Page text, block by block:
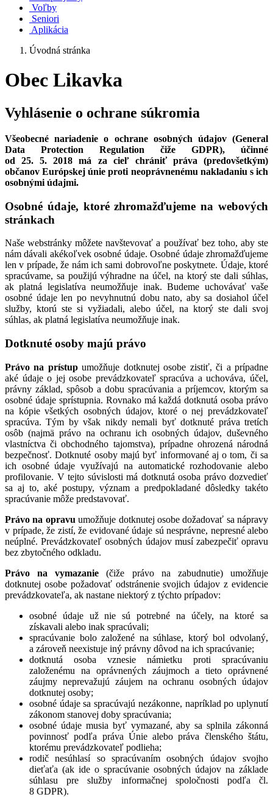
Voľby
Seniori
Aplikácia
Úvodná stránka
Obec Likavka
Vyhlásenie o ochrane súkromia
Všeobecné nariadenie o ochrane osobných údajov (General
Data Protection Regulation čiže GDPR), účinné
od 25. 5. 2018 má za cieľ chrániť práva (predovšetkým)
občanov Európskej únie proti neoprávnenému nakladaniu s ich
osobnými údajmi.
Osobné údaje, ktoré zhromažďujeme na webových
stránkach
Naše webstránky môžete navštevovať a používať bez toho, aby ste
nám dávali akékoľvek osobné údaje. Osobné údaje zhromažďujeme
len v prípade, že nám ich sami dobrovoľne poskytnete. Údaje, ktoré
spracúvame, sa použijú výhradne na účel, na ktorý ste dali súhlas,
ak platná legislatíva neumožňuje inak. Budeme uchovávať vaše
osobné údaje len po nevyhnutnú dobu nato, aby sa dosiahol účel
služby, ktorú ste si vyžiadali, alebo účel, na ktorý ste dali svoj
súhlas, ak platná legislatíva neumožňuje inak.
Dotknuté osoby majú právo
Právo na prístupumožňuje dotknutej osobe zistiť, či a prípadne
aké údaje o jej osobe prevádzkovateľ spracúva a uchováva, účel,
právny základ, spôsob a dobu spracúvania a príjemcov, ktorým sa
osobné údaje sprístupnia. Rovnako má každá dotknutá osoba právo
na kópie všetkých osobných údajov, ktoré o nej prevádzkovateľ
spracúva. Tým by však nikdy nemali byť dotknuté práva tretích
osôb (najmä právo na ochranu ich osobných údajov, duševného
vlastníctva či obchodného tajomstva), prípadne ohrozená národná
bezpečnosť. Dotknuté osoby majú byť informované aj o tom, či sa
ich osobné údaje využívajú na automatické rozhodovanie alebo
profilovanie. V tejto súvislosti má dotknutá osoba právo dozvedieť
sa aj to, aké postupy, význam a predpokladané dôsledky takéto
spracúvanie môže predstavovať.
Právo na opravu umožňuje dotknutej osobe dožadovať sa nápravy
v prípade, že zistí, že evidované údaje sú nesprávne, nepresné alebo
neúplné. Prevádzkovateľ osobných údajov musí zabezpečiť opravu
bez zbytočného odkladu.
Právo na vymazanie (čiže právo na zabudnutie) umožňuje
dotknutej osobe požadovať odstránenie svojich údajov z evidencie
prevádzkovateľa, ak nastane niektorý z týchto prípadov:
osobné údaje už nie sú potrebné na účely, na ktoré sa
získavali alebo inak spracúvali;
spracúvanie bolo založené na súhlase, ktorý bol odvolaný,
a zároveň neexistuje iný právny dôvod na ich spracúvanie;
dotknutá osoba vznesie námietku proti spracúvaniu
založenému na oprávnených záujmoch a tieto oprávnené
záujmy neprevažujú záujem na ochranu osobných údajov
dotknutej osoby;
osobné údaje sa spracúvajú nezákonne, napríklad po uplynutí
zákonom stanovej doby spracúvania;
osobné údaje musia byť vymazané, aby sa splnila zákonná
povinnosť podľa práva Únie alebo práva členského štátu,
ktorému prevádzkovateľ podlieha;
rodič nesúhlasí so spracúvaním osobných údajov svojho
dieťaťa (ak ide o spracúvanie osobných údajov na základe
súhlasu pre služby informačnej spoločnosti podľa čl.
8 GDPR).